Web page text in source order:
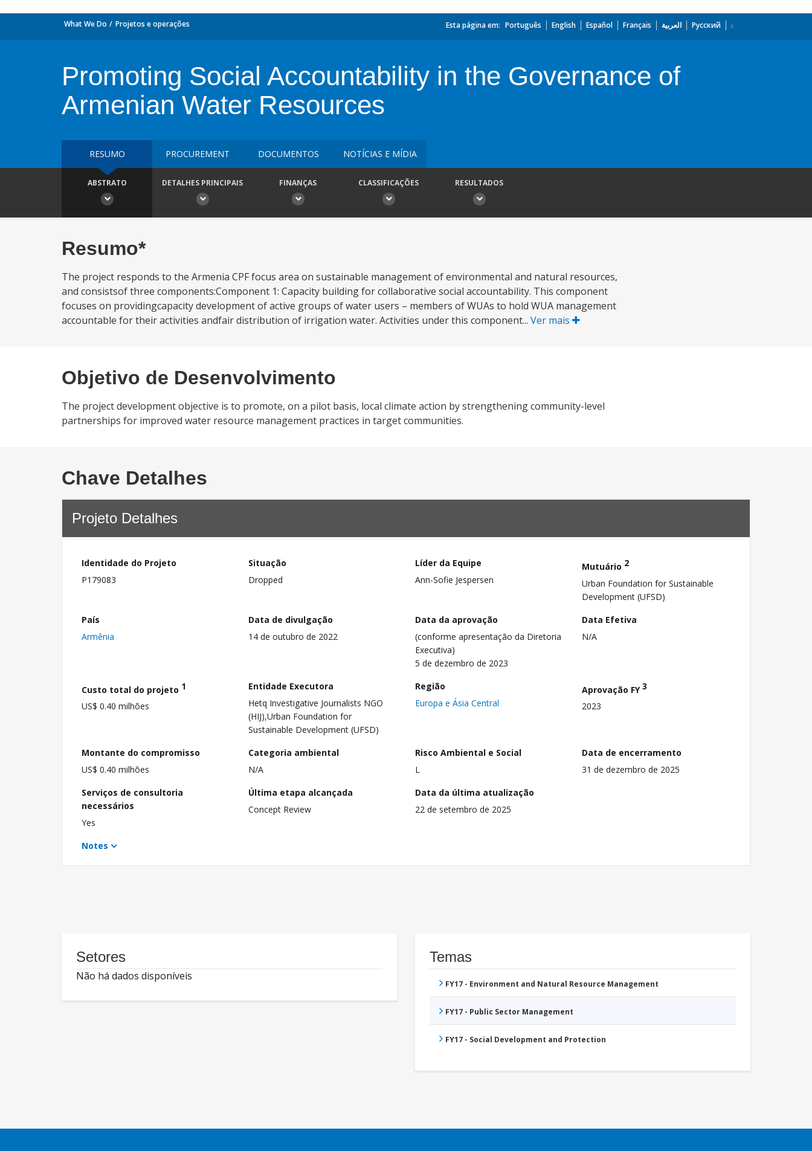
What We Do Projetos e operações Esta página em: Português English Español Français العربية Русский
Promoting Social Accountability in the Governance of
Armenian Water Resources
RESUMO PROCUREMENT DOCUMENTOS NOTÍCIAS E MÍDIA
ABSTRATO DETALHES PRINCIPAIS FINANÇAS CLASSIFICAÇÕES RESULTADOS
Resumo*
The project responds to the Armenia CPF focus area on sustainable management of environmental and natural resources,
and consistsof three components:Component 1: Capacity building for collaborative social accountability. This component
focuses on providingcapacity development of active groups of water users – members of WUAs to hold WUA management
accountable for their activities andfair distribution of irrigation water. Activities under this component... Ver mais
Objetivo de Desenvolvimento
The project development objective is to promote, on a pilot basis, local climate action by strengthening community-level
partnerships for improved water resource management practices in target communities.
Chave Detalhes
Projeto Detalhes
Identidade do Projeto
P179083
Situação
Dropped
Líder da Equipe
Ann-Sofie Jespersen
Mutuário 2
Urban Foundation for Sustainable
Development (UFSD)
País
Armênia
Data de divulgação
14 de outubro de 2022
Data da aprovação
(conforme apresentação da Diretoria
Executiva)
5 de dezembro de 2023
Data Efetiva
N/A
Custo total do projeto 1
US$ 0.40 milhões
Entidade Executora
Hetq Investigative Journalists NGO
(HIJ),Urban Foundation for
Sustainable Development (UFSD)
Região
Europa e Ásia Central
Aprovação FY3
2023
Montante do compromisso
US$ 0.40 milhões
Categoria ambiental
N/A
Risco Ambiental e Social
L
Data de encerramento
31 de dezembro de 2025
Serviços de consultoria
necessários
Yes
Última etapa alcançada
Concept Review
Data da última atualização
22 de setembro de 2025
Notes
Setores
Não há dados disponíveis
Temas
FY17 - Environment and Natural Resource Management
FY17 - Public Sector Management
FY17 - Social Development and Protection